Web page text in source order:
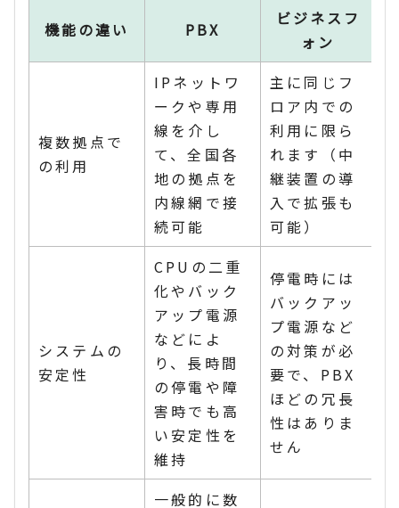
機能の違い PBX
ビジネスフ
ォン
複数拠点で
の利用
IPネットワ
ークや専用
線を介し
て、全国各
地の拠点を
内線網で接
続可能
主に同じフ
ロア内での
利用に限ら
れます（中
継装置の導
入で拡張も
可能）
システムの
安定性
CPUの二重
化やバック
アップ電源
などによ
り、長時間
の停電や障
害時でも高
い安定性を
維持
停電時には
バックアッ
プ電源など
の対策が必
要で、PBX
ほどの冗長
性はありま
せん
一般的に数